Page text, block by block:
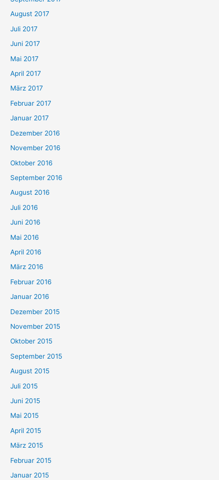
August 2017
Juli 2017
Juni 2017
Mai 2017
April 2017
März 2017
Februar 2017
Januar 2017
Dezember 2016
November 2016
Oktober 2016
September 2016
August 2016
Juli 2016
Juni 2016
Mai 2016
April 2016
März 2016
Februar 2016
Januar 2016
Dezember 2015
November 2015
Oktober 2015
September 2015
August 2015
Juli 2015
Juni 2015
Mai 2015
April 2015
März 2015
Februar 2015
Januar 2015